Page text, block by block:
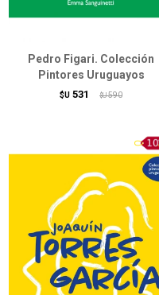
Pedro Figari. Colección
Pintores Uruguayos
$U 531 $U 590